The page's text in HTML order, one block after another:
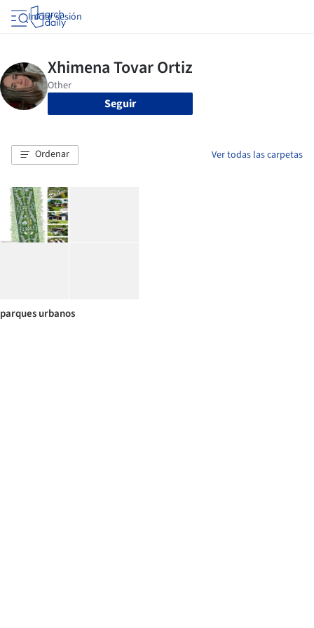
Iniciar sesión
Seguir
Ordenar Ver todas las carpetas
parques urbanos